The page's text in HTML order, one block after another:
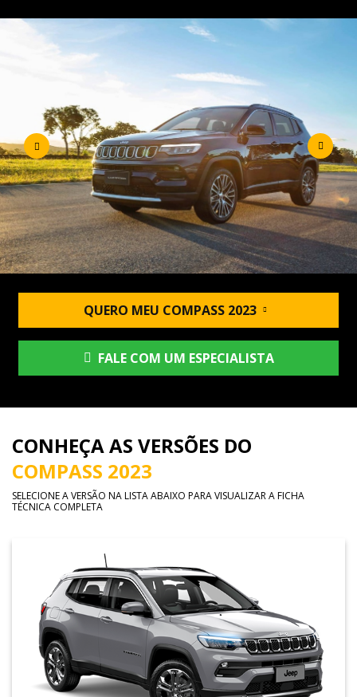
QUERO MEU COMPASS 2023
FALE COM UM ESPECIALISTA
CONHEÇA AS VERSÕES DO
COMPASS 2023
SELECIONE A VERSÃO NA LISTA ABAIXO PARA VISUALIZAR A FICHA
TÉCNICA COMPLETA